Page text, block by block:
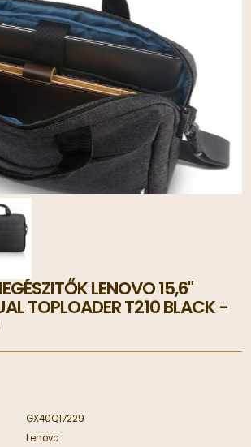
LENOVO 15,6"
TOPLOADER T210 BLACK -
GX40Q17229
Lenovo